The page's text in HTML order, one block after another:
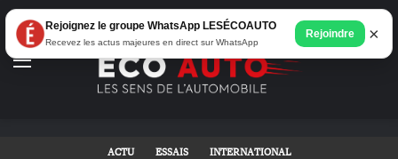
Menu
ACTU ESSAIS INTERNATIONAL
Rejoignez le groupe WhatsApp LESÉCOAUTO
Recevez les actus majeures en direct sur WhatsApp
Rejoindre ×